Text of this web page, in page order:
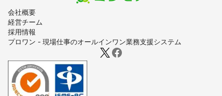
会社概要
経営チーム
採用情報
プロワン - 現場仕事のオールインワン業務支援システム